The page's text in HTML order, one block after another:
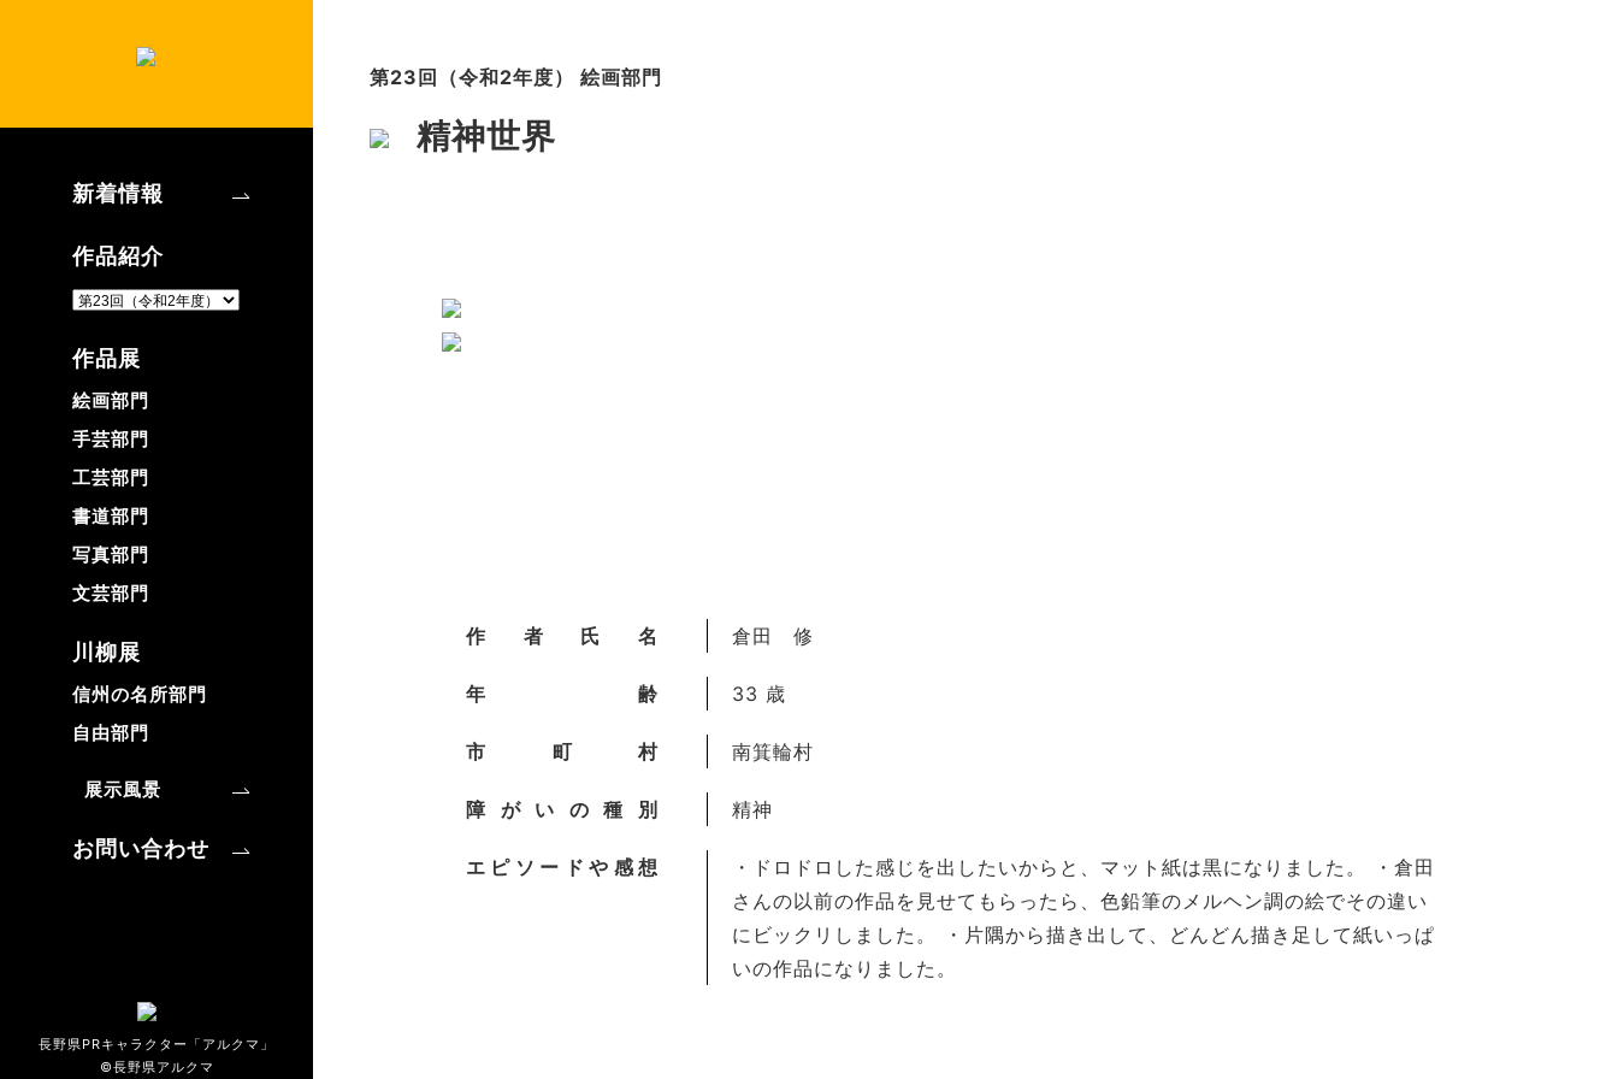
新着情報
作品紹介
作品展
絵画部門
手芸部門
工芸部門
書道部門
写真部門
文芸部門
川柳展
信州の名所部門
自由部門
展示風景
お問い合わせ
長野県PRキャラクター「アルクマ」
©長野県アルクマ
第23回（令和2年度） 絵画部門
精神世界
作者氏名 倉田 修
年齢 33 歳
市町村 南箕輪村
障がいの種別 精神
エピソードや感想
・ドロドロした感じを出したいからと、マット紙は黒になりました。 ・倉田
さんの以前の作品を見せてもらったら、色鉛筆のメルヘン調の絵でその違い
にビックリしました。 ・片隅から描き出して、どんどん描き足して紙いっぱ
いの作品になりました。